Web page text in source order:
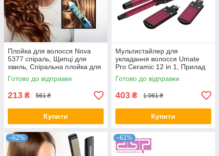
Плойка для волосся Nova
5377 спіраль, Щипці для
хвиль, Спіральна плойка для
волосся, Спіральна плойка
для волосся
Готово до відправки
213 ₴ 561 ₴
Купити
Мультистайлер для
укладання волосся Umate
Pro Ceramic 12 in 1, Прилад
для укладання волосся
Готово до відправки
403 ₴ 1 061 ₴
Купити
–62% –61%